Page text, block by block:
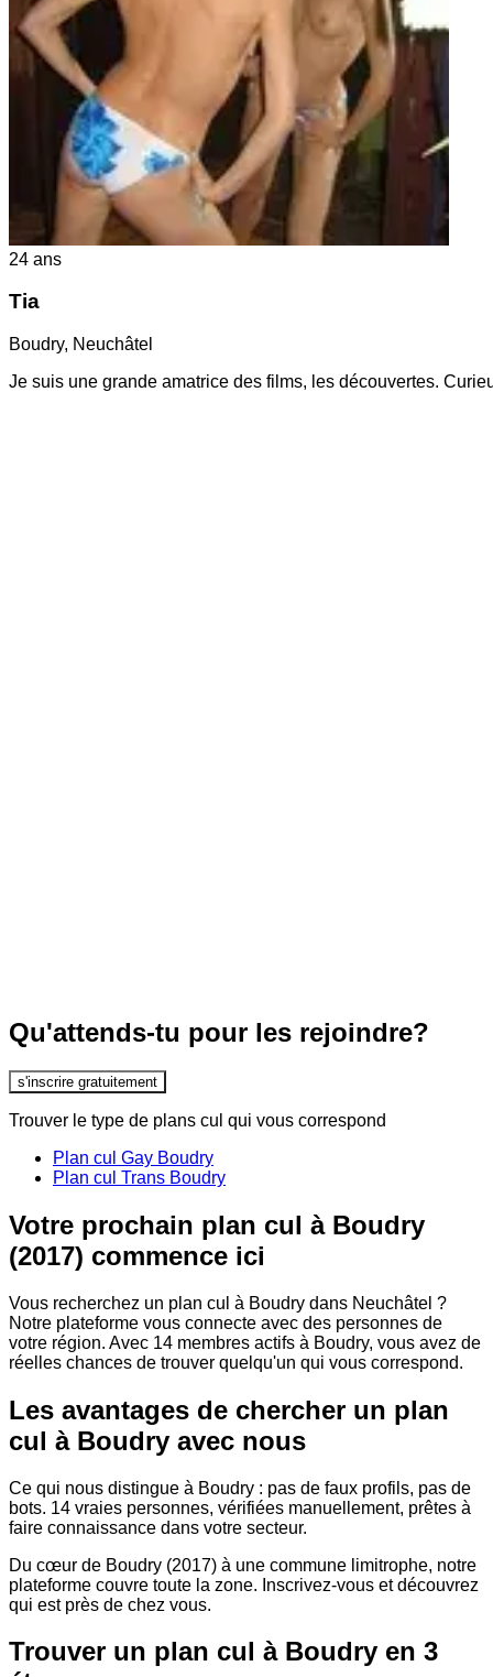
24 ans
Tia
Boudry, Neuchâtel
Je suis une grande amatrice des films, les découvertes.
Qu'attends-tu pour les rejoindre?
s'inscrire gratuitement
Trouver le type de plans cul qui vous correspond
Plan cul Gay Boudry
Plan cul Trans Boudry
Votre prochain plan cul à Boudry
(2017) commence ici
Vous recherchez un plan cul à Boudry dans Neuchâtel ?
Notre plateforme vous connecte avec des personnes de
votre région. Avec 14 membres actifs à Boudry, vous avez de
réelles chances de trouver quelqu'un qui vous correspond.
Les avantages de chercher un plan
cul à Boudry avec nous
Ce qui nous distingue à Boudry : pas de faux profils, pas de
bots. 14 vraies personnes, vérifiées manuellement, prêtes à
faire connaissance dans votre secteur.
Du cœur de Boudry (2017) à une commune limitrophe, notre
plateforme couvre toute la zone. Inscrivez-vous et découvrez
qui est près de chez vous.
Trouver un plan cul à Boudry en 3